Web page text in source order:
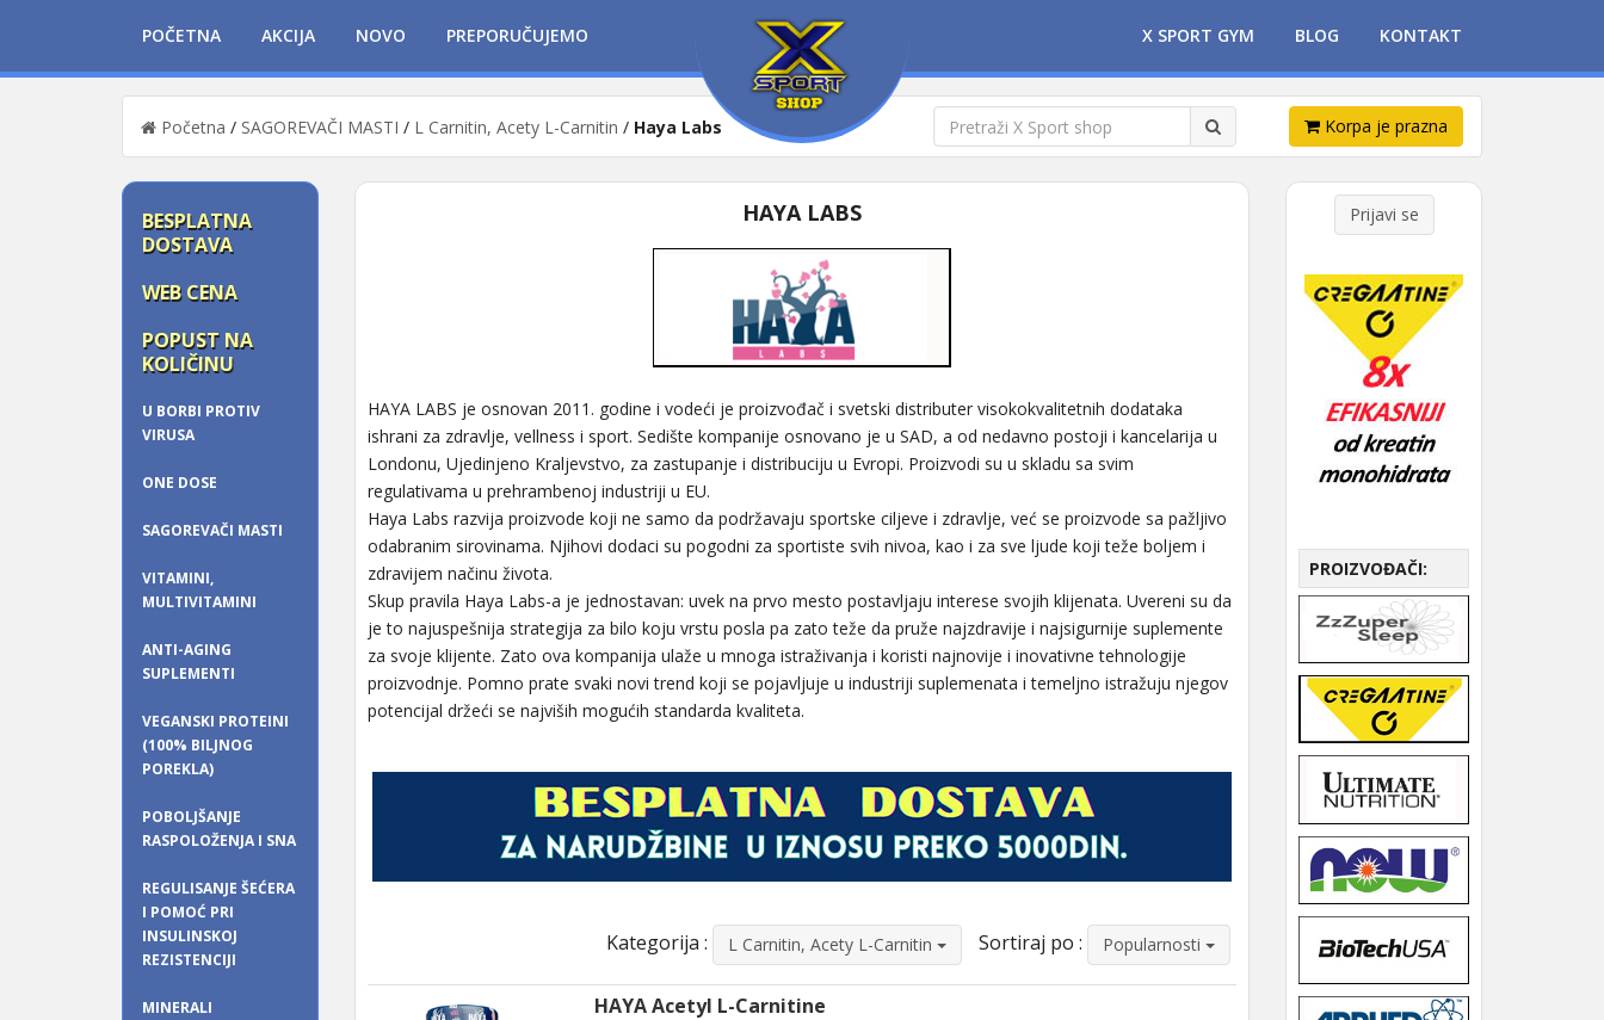
POČETNA AKCIJA NOVO PREPORUČUJEMO X SPORT GYM BLOG KONTAKT
Početna / SAGOREVAČI MASTI / L Carnitin, Acety L-Carnitin / Haya Labs Korpa je prazna
BESPLATNA
DOSTAVA
WEB CENA
POPUST NA
KOLIČINU
U BORBI PROTIV
VIRUSA
ONE DOSE
SAGOREVAČI MASTI
VITAMINI,
MULTIVITAMINI
ANTI-AGING
SUPLEMENTI
VEGANSKI PROTEINI
(100% BILJNOG
POREKLA)
POBOLJŠANJE
RASPOLOŽENJA I SNA
REGULISANJE ŠEĆERA
I POMOĆ PRI
INSULINSKOJ
REZISTENCIJI
MINERALI
HAYA LABS
HAYA LABS je osnovan 2011. godine i vodeći je proizvođač i svetski distributer visokokvalitetnih dodataka
ishrani za zdravlje, vellness i sport. Sedište kompanije osnovano je u SAD, a od nedavno postoji i kancelarija u
Londonu, Ujedinjeno Kraljevstvo, za zastupanje i distribuciju u Evropi. Proizvodi su u skladu sa svim
regulativama u prehrambenoj industriji u EU.
Haya Labs razvija proizvode koji ne samo da podržavaju sportske ciljeve i zdravlje, već se proizvode sa pažljivo
odabranim sirovinama. Njihovi dodaci su pogodni za sportiste svih nivoa, kao i za sve ljude koji teže boljem i
zdravijem načinu života.
Skup pravila Haya Labs-a je jednostavan: uvek na prvo mesto postavljaju interese svojih klijenata. Uvereni su da
je to najuspešnija strategija za bilo koju vrstu posla pa zato teže da pruže najzdravije i najsigurnije suplemente
za svoje klijente. Zato ova kompanija ulaže u mnoga istraživanja i koristi najnovije i inovativne tehnologije
proizvodnje. Pomno prate svaki novi trend koji se pojavljuje u industriji suplemenata i temeljno istražuju njegov
potencijal držeći se najviših mogućih standarda kvaliteta.
Kategorija : L Carnitin, Acety L-Carnitin Sortiraj po : Popularnosti
HAYA Acetyl L-Carnitine
Prijavi se
PROIZVOĐAČI: